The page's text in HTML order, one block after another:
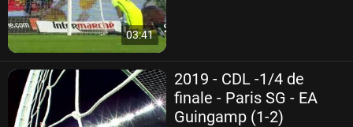
03:41
2019 - CDL -1/4 de
finale - Paris SG - EA
Guingamp (1-2)